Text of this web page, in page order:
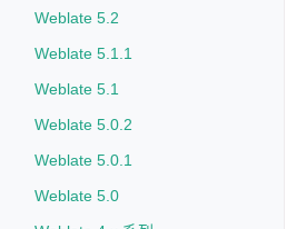
Weblate 5.2
Weblate 5.1.1
Weblate 5.1
Weblate 5.0.2
Weblate 5.0.1
Weblate 5.0